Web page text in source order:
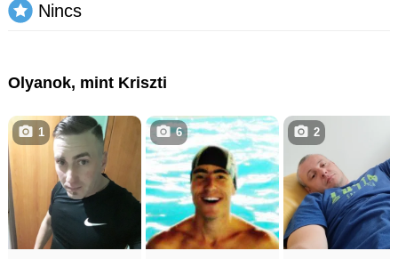
Nincs
Olyanok, mint Kriszti
1 6 2